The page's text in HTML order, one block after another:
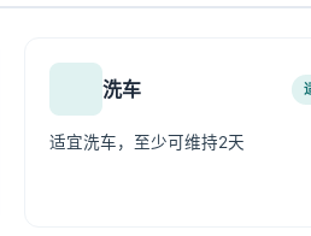
洗车
适宜洗车，至少可维持2天